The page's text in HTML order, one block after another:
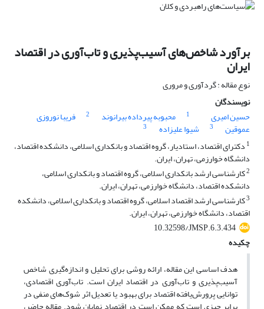
برآورد شاخص‌های آسیب‌پذیری و تاب‌آوری در اقتصاد
ایران
نوع مقاله : گردآوری و مروری
نویسندگان
حسین امیری
1 محبوبه پیرداده بیرانوند 2 فریبا نوروزی
عموقین 3 شیوا علیزاده
3
1 دکترای اقتصاد، استادیار، گروه اقتصاد و بانکداری اسلامی، دانشکده اقتصاد،
دانشگاه خوارزمی، تهران، ایران.
2کارشناسی ارشد بانکداری اسلامی، گروه اقتصاد و بانکداری اسلامی،
دانشکده اقتصاد، دانشگاه خوارزمی، تهران، ایران.
3کارشناسی ارشد اقتصاد اسلامی، گروه اقتصاد و بانکداری اسلامی، دانشکده
اقتصاد، دانشگاه خوارزمی، تهران، ایران.
10.32598/JMSP.6.3.434
چکیده
هدف اساسی این مقاله، ارائه روشی برای تحلیل و اندازه‌گیری شاخص
آسیب‌پذیری و تاب‌آوری در اقتصاد ایران است. تاب‌آوری اقتصادی،
توانایی پرورش‌یافته اقتصاد برای بهبود یا تعدیل اثر شوک‌های منفی در